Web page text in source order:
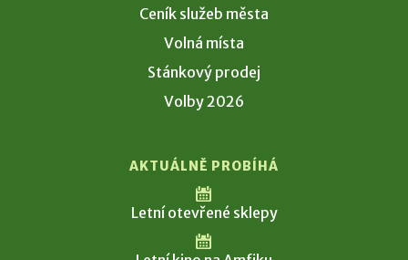
Ceník služeb města
Volná místa
Stánkový prodej
Volby 2026
AKTUÁLNĚ PROBÍHÁ
Letní otevřené sklepy